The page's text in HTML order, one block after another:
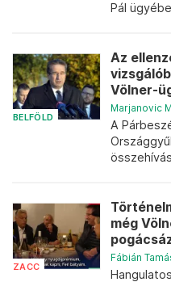
Pál
BELFÖLD
Az
Völner-
Marjanovic
A
ZACC
még
Fábián